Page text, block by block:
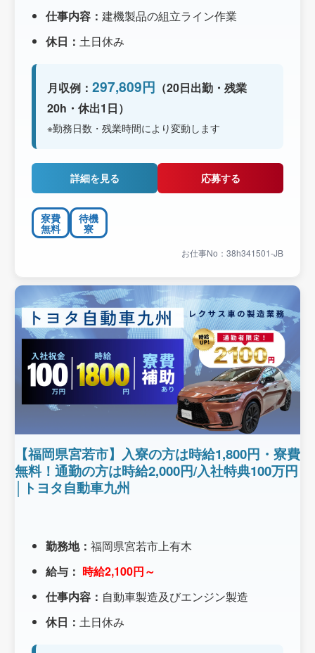
仕事内容： 建機製品の組立ライン作業
休日： 土日休み
月収例： 297,809円 （20日出勤・残業
20h・休出1日）
※勤務日数・残業時間により変動します
詳細を見る 応募する
寮費
無料
待機
寮
お仕事No：38h341501-JB
【福岡県宮若市】入寮の方は時給1,800円・寮費
無料！通勤の方は時給2,000円/入社特典100万円
│トヨタ自動車九州
勤務地： 福岡県宮若市上有木
給与： 時給2,100円～
仕事内容： 自動車製造及びエンジン製造
休日： 土日休み